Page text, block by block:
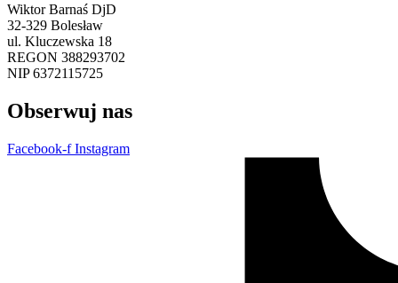
Wiktor Barnaś DjD
32-329 Bolesław
ul. Kluczewska 18
REGON 388293702
NIP 6372115725
Obserwuj nas
Facebook-f Instagram